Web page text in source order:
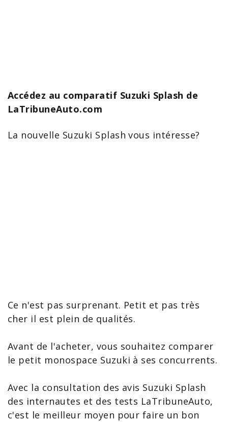
Accédez au comparatif Suzuki Splash de
LaTribuneAuto.com
La nouvelle Suzuki Splash vous intéresse?
Ce n'est pas surprenant. Petit et pas très
cher il est plein de qualités.
Avant de l'acheter, vous souhaitez comparer
le petit monospace Suzuki à ses concurrents.
Avec la consultation des avis Suzuki Splash
des internautes et des tests LaTribuneAuto,
c'est le meilleur moyen pour faire un bon